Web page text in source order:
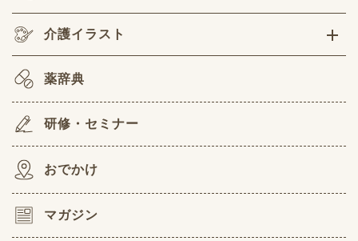
介護イラスト
薬辞典
研修・セミナー
おでかけ
マガジン